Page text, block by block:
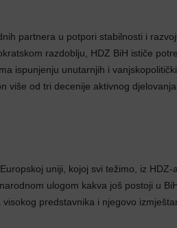
partnera u potpori stabilnosti i
razdoblju, HDZ BiH ističe
ispunjenju unutarnjih i
više od tri decenije aktivnog
uniji, kojoj svi težimo, iz HDZ-
ulogom kakva još postoji u
predstavnika i njegovo